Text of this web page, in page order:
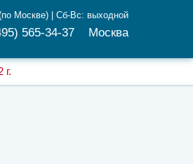
Москве) | Сб-Вс: выходной
565-34-37 Москва
г.